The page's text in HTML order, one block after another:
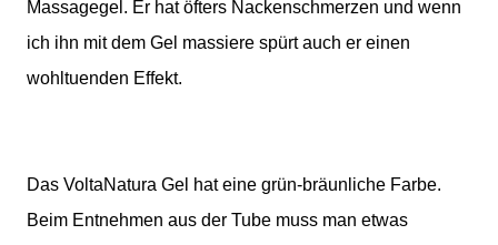
Massagegel. Er hat öfters Nackenschmerzen und wenn
ich ihn mit dem Gel massiere spürt auch er einen
wohltuenden Effekt.
Das VoltaNatura Gel hat eine grün-bräunliche Farbe.
Beim Entnehmen aus der Tube muss man etwas